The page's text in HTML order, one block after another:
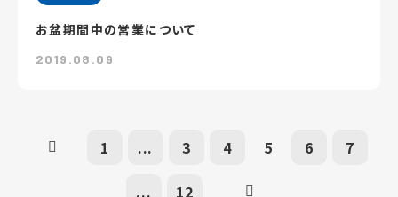
お盆期間中の営業について
2019.08.09
1 ... 3 4 5 6 7
... 12